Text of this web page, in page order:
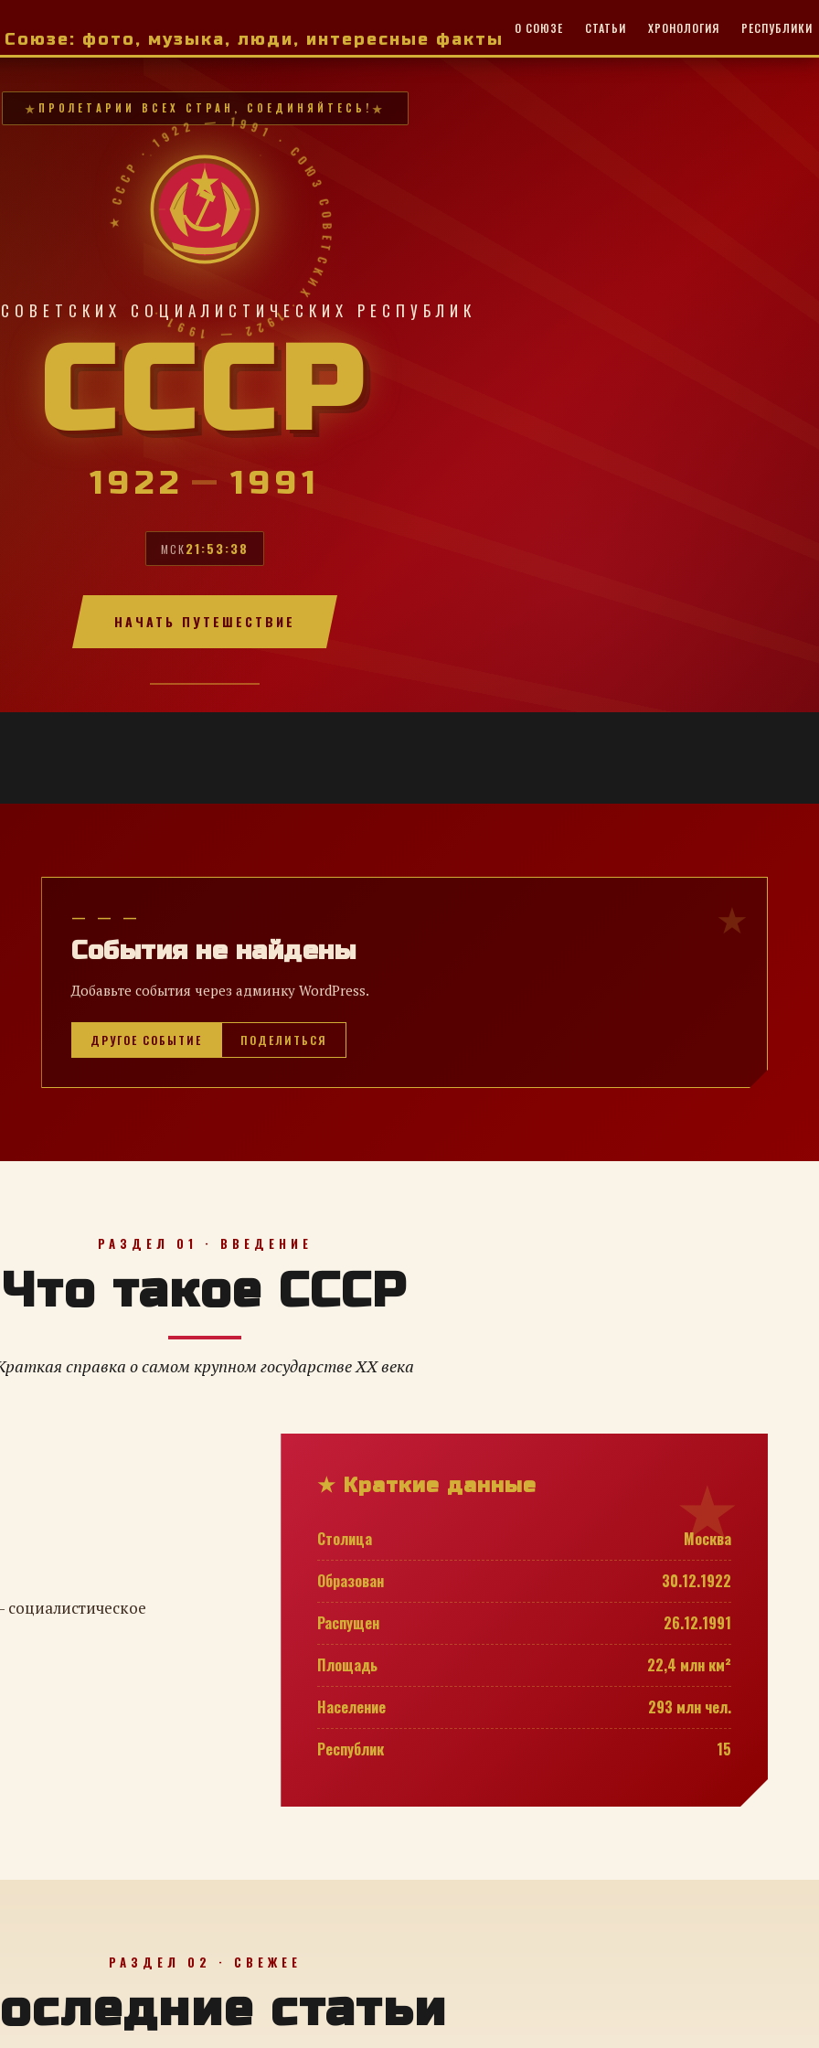
фото, музыка, люди, интересные факты
О СОЮЗЕ СТАТЬИ ХРОНОЛОГИЯ РЕСПУБЛИКИ
ПРОЛЕТАРИИ ВСЕХ СТРАН, СОЕДИНЯЙТЕСЬ!
★ СССР · 1922 — 1991 · СОЮЗ СОВЕТСКИХ · 1922 — 1991 ·
СОЦИАЛИСТИЧЕСКИХ РЕСПУБЛИК
СССР
1922 — 1991
МСК21:53:40
НАЧАТЬ ПУТЕШЕСТВИЕ
— — —
События не найдены
Добавьте события через админку WordPress.
ДРУГОЕ СОБЫТИЕ ПОДЕЛИТЬСЯ
РАЗДЕЛ 01 · ВВЕДЕНИЕ
Что такое СССР
справка о самом крупном государстве XX века
★ Краткие данные
Столица
Москва
Образован
30.12.1922
Распущен
26.12.1991
Площадь
22,4 млн км²
Население
293 млн чел.
Республик
15
РАЗДЕЛ 02 · СВЕЖЕЕ
статьи